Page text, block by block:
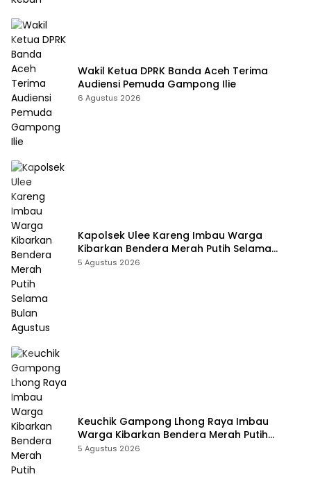
Wakil Ketua DPRK Banda Aceh Terima
Audiensi Pemuda Gampong Ilie
6 Agustus 2026
Kapolsek Ulee Kareng Imbau Warga
Kibarkan Bendera Merah Putih Selama
Bulan Agustus
5 Agustus 2026
Keuchik Gampong Lhong Raya Imbau
Warga Kibarkan Bendera Merah Putih
Selama Agustus 2026
5 Agustus 2026